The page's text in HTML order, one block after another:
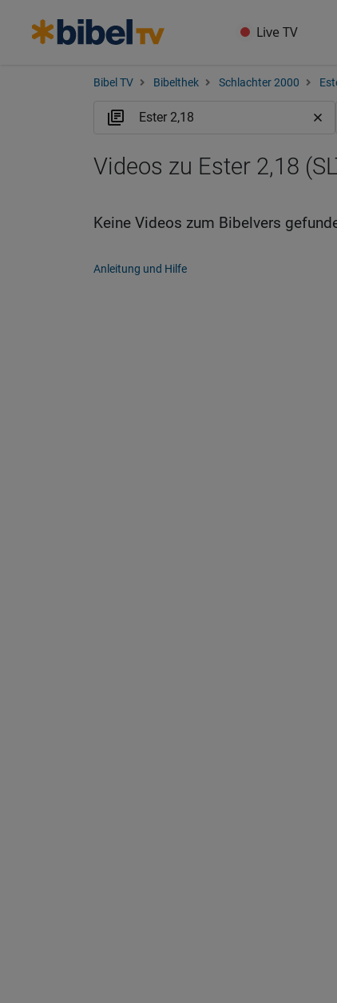
Live TV
Bibel TV Bibelthek Schlachter 2000
Videos zu Ester 2,18
Keine Videos zum Bibelvers
Anleitung und Hilfe